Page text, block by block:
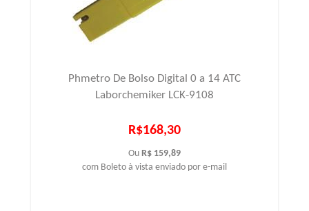
Phmetro De Bolso Digital 0 a 14 ATC
Laborchemiker LCK-9108
R$168,30
Ou R$ 159,89
com Boleto à vista enviado por e-mail